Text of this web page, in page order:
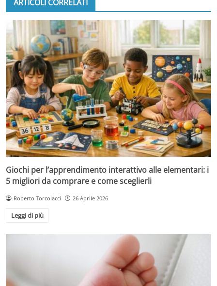
ARTICOLI CORRELATI
Giochi per l’apprendimento interattivo alle elementari: i
5 migliori da comprare e come sceglierli
Roberto Torcolacci 26 Aprile 2026
Leggi di più